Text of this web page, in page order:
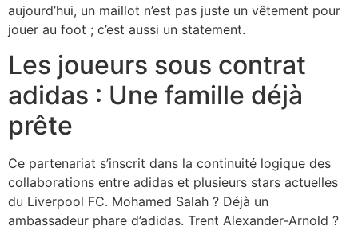
aujourd’hui, un maillot n’est pas juste un vêtement pour
jouer au foot ; c’est aussi un statement.
Les joueurs sous contrat
adidas : Une famille déjà
prête
Ce partenariat s’inscrit dans la continuité logique des
collaborations entre adidas et plusieurs stars actuelles
du Liverpool FC. Mohamed Salah ? Déjà un
ambassadeur phare d’adidas. Trent Alexander-Arnold ?